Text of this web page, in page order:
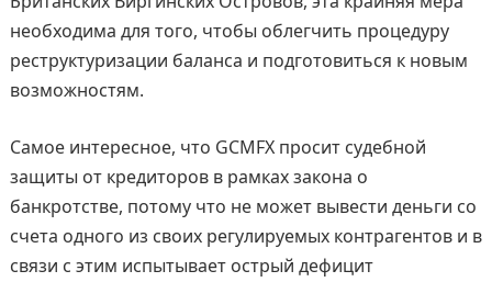
необходима для того, чтобы облегчить процедуру
реструктуризации баланса и подготовиться к новым
возможностям.
Самое интересное, что GCMFX просит судебной
защиты от кредиторов в рамках закона о
банкротстве, потому что не может вывести деньги со
счета одного из своих регулируемых контрагентов и в
связи с этим испытывает острый дефицит